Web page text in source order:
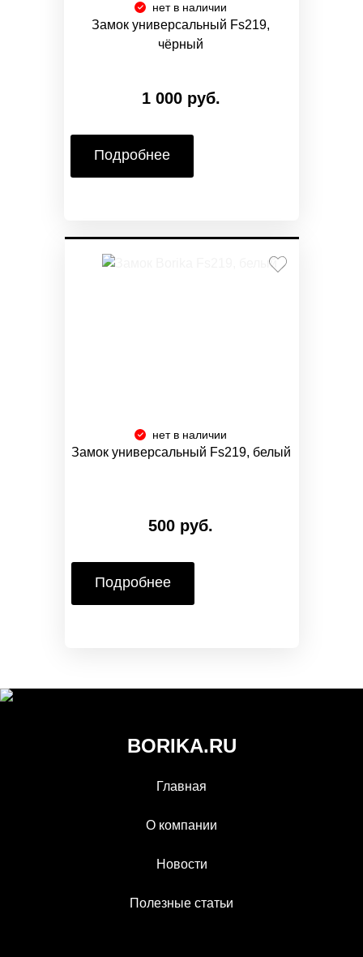
нет в наличии
Замок универсальный Fs219,
чёрный
1 000 руб.
Подробнее
нет в наличии
Замок универсальный Fs219, белый
500 руб.
Подробнее
BORIKA.RU
Главная
О компании
Новости
Полезные статьи